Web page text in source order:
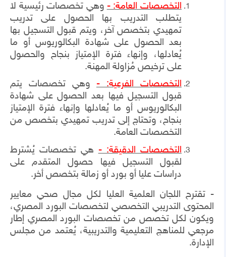
التخصصات العامة: - وهي تخصصات رئيسية لا
يتطلب التدريب بها الحصول على تدريب
تمهيدي بتخصص آخر، ويتم قبول التسجيل بها
بعد الحصول على شهادة البكالوريوس أو ما
يُعادلها، وإنهاء فترة الإمتياز بنجاح والحصول
على ترخيص مُزاولة المهنة.
التخصصات الفرعية: - وهي تخصصات يتم
قبول التسجيل فيها بعد الحصول على شهادة
البكالوريوس أو ما يُعادلها وإنهاء فترة الإمتياز
بنجاح، وتحتاج إلى تدريب تمهيدي بتخصص من
التخصصات العامة.
التخصصات الدقيقة: - هي تخصصات يُشترط
لقبول التسجيل فيها حصول المتقدم على
دراسات عليا أو بورد أو زمالة بتخصص أخر.
-تقترح اللجان العلمية العليا لكل مجال صحي معايير
المحتوى التدريبي التخصصي لتخصصات البورد المصري،
ويكون لكل تخصص من تخصصات البورد المصري إطار
مرجعي للمناهج التعليمية والتدريبية، يُعتمد من مجلس
الإدارة.